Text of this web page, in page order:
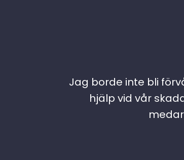
Jag borde inte bli
hjälp vid vår